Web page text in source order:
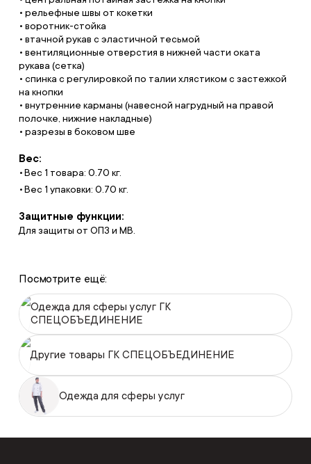
• рельефные швы от кокетки
• воротник-стойка
• втачной рукав с эластичной тесьмой
• вентиляционные отверстия в нижней части оката
рукава (сетка)
• спинка с регулировкой по талии хлястиком с застежкой
на кнопки
• внутренние карманы (навесной нагрудный на правой
полочке, нижние накладные)
• разрезы в боковом шве
Вес:
Вес 1 товара: 0.70 кг.
Вес 1 упаковки: 0.70 кг.
Защитные функции:
Для защиты от ОПЗ и МВ.
Посмотрите ещё:
Одежда для сферы услуг ГК
СПЕЦОБЪЕДИНЕНИЕ
Другие товары ГК СПЕЦОБЪЕДИНЕНИЕ
Одежда для сферы услуг